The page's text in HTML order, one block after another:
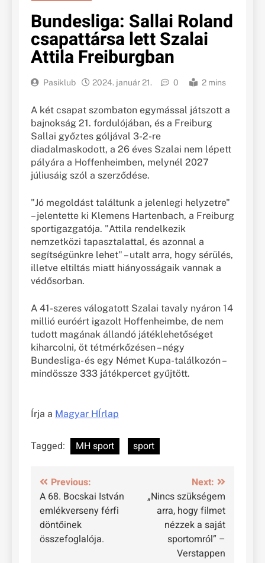
Bundesliga: Sallai Roland
csapattársa lett Szalai
Attila Freiburgban
Pasiklub 2024. január 21. 0 2 mins
A két csapat szombaton egymással játszott a
bajnokság 21. fordulójában, és a Freiburg
Sallai győztes góljával 3-2-re
diadalmaskodott, a 26 éves Szalai nem lépett
pályára a Hoffenheimben, melynél 2027
júliusáig szól a szerződése.
"Jó megoldást találtunk a jelenlegi helyzetre"
– jelentette ki Klemens Hartenbach, a Freiburg
sportigazgatója. "Attila rendelkezik
nemzetközi tapasztalattal, és azonnal a
segítségünkre lehet" – utalt arra, hogy sérülés,
illetve eltiltás miatt hiányosságaik vannak a
védősorban.
A 41-szeres válogatott Szalai tavaly nyáron 14
millió euróért igazolt Hoffenheimbe, de nem
tudott magának állandó játéklehetőséget
kiharcolni, öt tétmérkőzésen – négy
Bundesliga- és egy Német Kupa-találkozón –
mindössze 333 játékpercet gyűjtött.
Írja a Magyar HÍrlap
Tagged: MH sport sport
Bejegyzés
navigáció
Previous:
A 68. Bocskai István
emlékverseny férfi
döntőinek
összefoglalója.
Next:
„Nincs szükségem
arra, hogy filmet
nézzek a saját
sportomról” –
Verstappen